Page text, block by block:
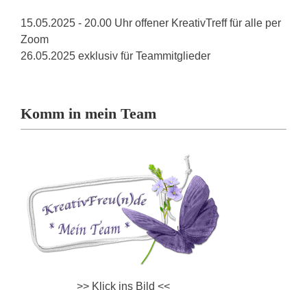
15.05.2025 - 20.00 Uhr offener KreativTreff für alle per
Zoom
26.05.2025 exklusiv für Teammitglieder
Komm in mein Team
>> Klick ins Bild <<